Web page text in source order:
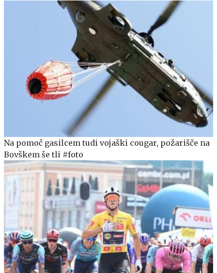
Na pomoč gasilcem tudi vojaški cougar, požarišče na
Bovškem še tli #foto